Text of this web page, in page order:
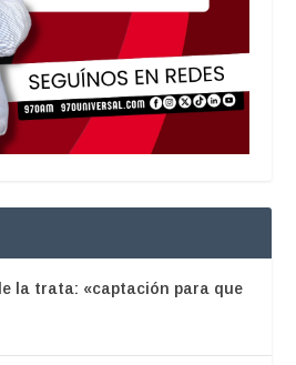
la trata: «captación para que